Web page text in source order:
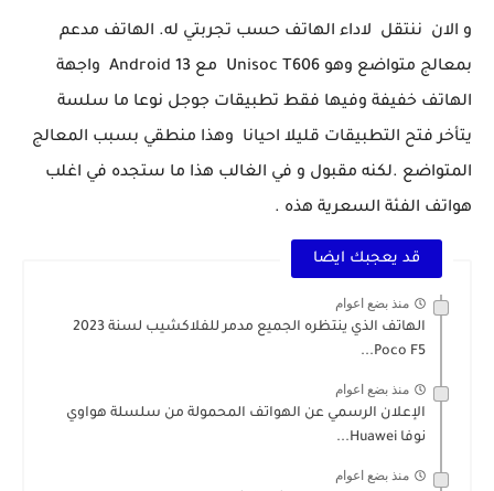
و الان ننتقل لاداء الهاتف حسب تجربتي له. الهاتف مدعم
بمعالج متواضع وهو Unisoc T606 مع Android 13 واجهة
الهاتف خفيفة وفيها فقط تطبيقات جوجل نوعا ما سلسة
يتأخر فتح التطبيقات قليلا احيانا وهذا منطقي بسبب المعالج
المتواضع .لكنه مقبول و في الغالب هذا ما ستجده في اغلب
هواتف الفئة السعرية هذه .
قد يعجبك ايضا
منذ بضع اعوام
الهاتف الذي ينتظره الجميع مدمر للفلاكشيب لسنة 2023
Poco F5...
منذ بضع اعوام
الإعلان الرسمي عن الهواتف المحمولة من سلسلة هواوي
نوفا Huawei...
منذ بضع اعوام